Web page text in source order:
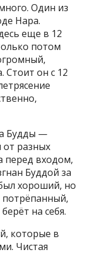
Один из
Нара.
еще в 12
потом
Стоит он с 12
Будды —
от разных
перед входом,
Буддой за
хороший, но
потрёпанный,
на себя.
которые в
Чистая